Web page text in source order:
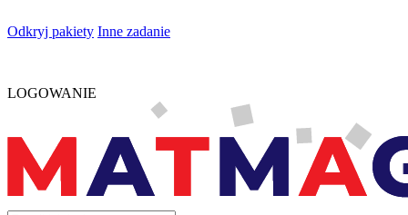
Odkryj pakiety Inne zadanie
LOGOWANIE